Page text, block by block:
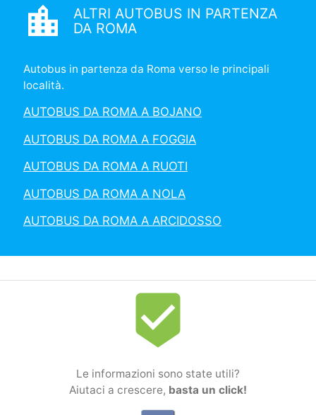
location_city
ALTRI AUTOBUS IN PARTENZA
DA ROMA
Autobus in partenza da Roma verso le principali
località.
AUTOBUS DA ROMA A BOJANO
AUTOBUS DA ROMA A FOGGIA
AUTOBUS DA ROMA A RUOTI
AUTOBUS DA ROMA A NOLA
AUTOBUS DA ROMA A ARCIDOSSO
beenhere
Le informazioni sono state utili?
Aiutaci a crescere, basta un click!